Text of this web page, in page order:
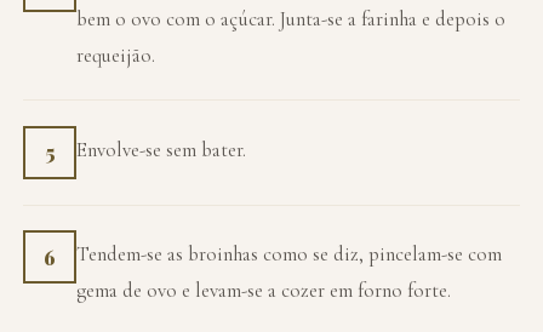
bem o ovo com o açúcar. Junta-se a farinha e depois o
requeijão.
5 Envolve-se sem bater.
6
Tendem-se as broinhas como se diz, pincelam-se com
gema de ovo e levam-se a cozer em forno forte.